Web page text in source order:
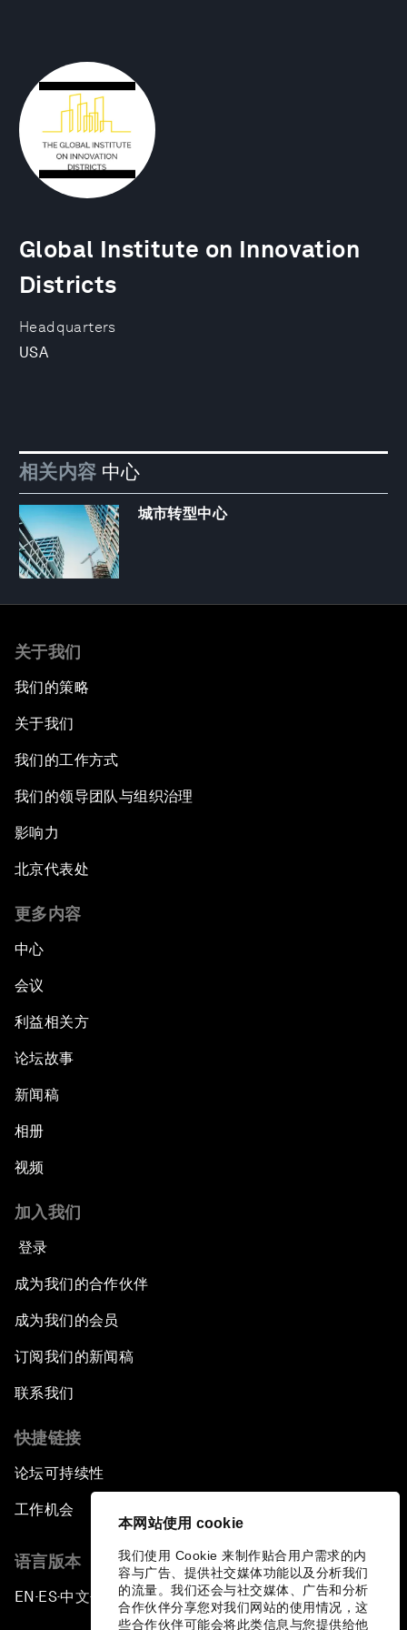
本网站使用 cookie
我们使用 Cookie 来制作贴合用户需求的内
容与广告、提供社交媒体功能以及分析我们
的流量。我们还会与社交媒体、广告和分析
合作伙伴分享您对我们网站的使用情况，这
些合作伙伴可能会将此类信息与您提供给他
Headquarters
USA
Global Institute on Innovation
Districts
相关内容 中心
城市转型中心
关于我们
我们的策略
关于我们
我们的工作方式
我们的领导团队与组织治理
影响力
北京代表处
更多内容
中心
会议
利益相关方
论坛故事
新闻稿
相册
视频
加入我们
登录
成为我们的合作伙伴
成为我们的会员
订阅我们的新闻稿
联系我们
快捷链接
论坛可持续性
工作机会
语言版本
EN ▪ES▪中文▪ 日本語